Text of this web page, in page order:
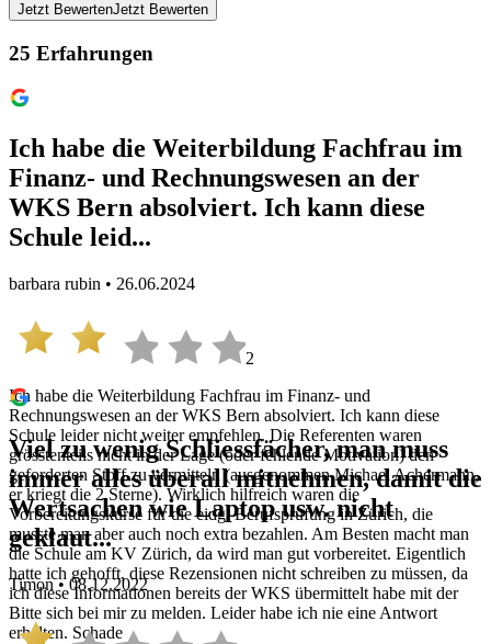
Jetzt BewertenJetzt Bewerten
25 Erfahrungen
Ich habe die Weiterbildung Fachfrau im
Finanz- und Rechnungswesen an der
WKS Bern absolviert. Ich kann diese
Schule leid...
barbara rubin • 26.06.2024
2
Ich habe die Weiterbildung Fachfrau im Finanz- und
Rechnungswesen an der WKS Bern absolviert. Ich kann diese
Schule leider nicht weiter empfehlen. Die Referenten waren
grösstenteils nicht in der Lage (oder fehlende Motivation) den
geforderten Stoff zu vermitteln (ausgenommen Michael Achermann,
er kriegt die 2 Sterne). Wirklich hilfreich waren die
Vorbereitungskurse für die eidg. Berufsprüfung in Zürich, die
musste man aber auch noch extra bezahlen. Am Besten macht man
die Schule am KV Zürich, da wird man gut vorbereitet. Eigentlich
hatte ich gehofft, diese Rezensionen nicht schreiben zu müssen, da
ich diese Informationen bereits der WKS übermittelt habe mit der
Bitte sich bei mir zu melden. Leider habe ich nie eine Antwort
erhalten. Schade
Viel zu wenig Schliessfächer, man muss
immer alles überall mitnehmen, damit die
Wertsachen wie Laptop usw. nicht
geklaut...
Timon • 08.12.2022